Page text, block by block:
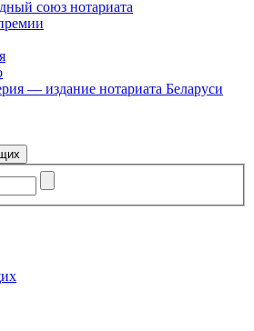
союз нотариата
— издание нотариата Беларуси